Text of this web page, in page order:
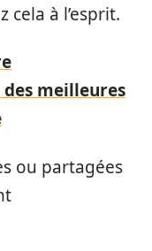
à l’esprit.
meilleures
ou partagées